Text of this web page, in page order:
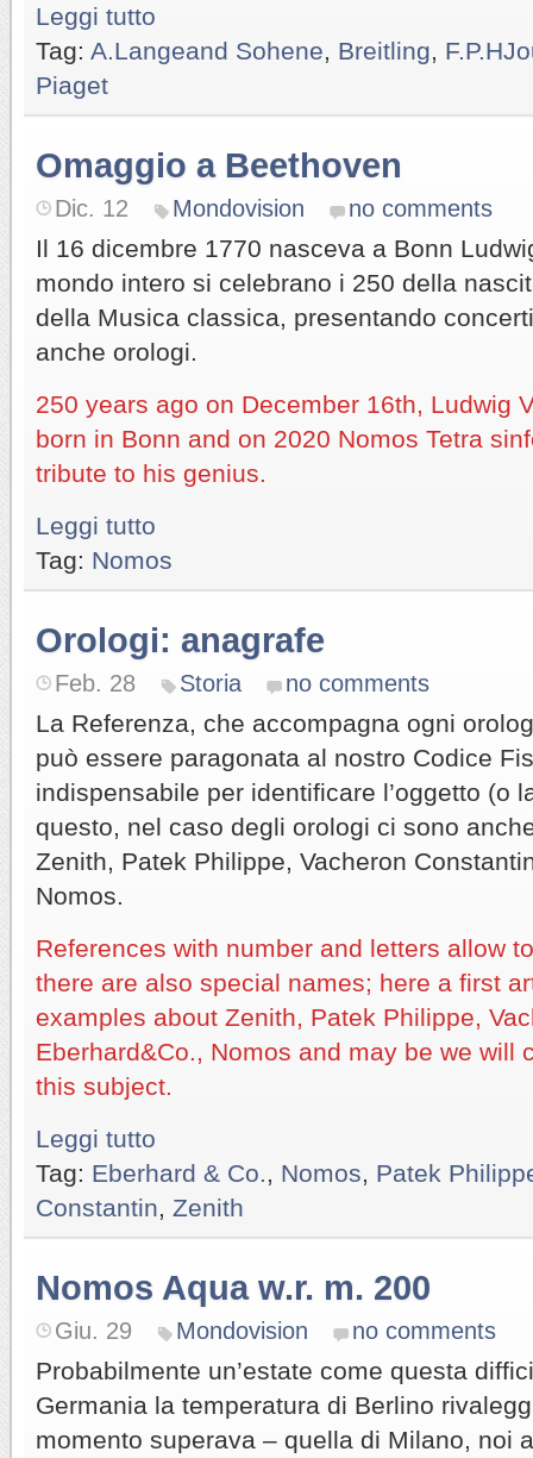
Leggi tutto
Tag: A.Langeand Sohene Breitling
Piaget
Omaggio a Beethoven
Dic. 12 Mondovision no comments
Il 16 dicembre 1770 nasceva a Bonn
mondo intero si celebrano i 250 della
della Musica classica, presentando
anche orologi.
250 years ago on December 16th, Ludwig
born in Bonn and on 2020 Nomos Tetra
tribute to his genius.
Leggi tutto
Tag: Nomos
Orologi: anagrafe
Feb. 28 Storia no comments
La Referenza, che accompagna ogni
può essere paragonata al nostro Codice
indispensabile per identificare l’oggetto (o
questo, nel caso degli orologi ci sono
Zenith, Patek Philippe, Vacheron
Nomos.
References with number and letters allow
there are also special names; here a first
examples about Zenith, Patek Philippe,
Eberhard&Co., Nomos and may be we will
this subject.
Leggi tutto
Tag: Eberhard & Co. Nomos
Patek
Constantin
Zenith
Nomos Aqua w.r. m. 200
Giu. 29 Mondovision no comments
Probabilmente un’estate come questa
Germania la temperatura di Berlino
momento superava – quella di Milano, noi